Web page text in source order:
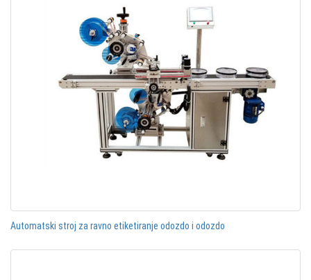
Automatski stroj za ravno etiketiranje odozdo i odozdo